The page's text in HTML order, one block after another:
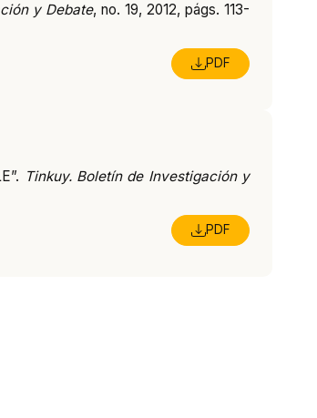
y Debate, no. 19, 2012, págs. 113-
PDF
Tinkuy. Boletín de Investigación y
PDF